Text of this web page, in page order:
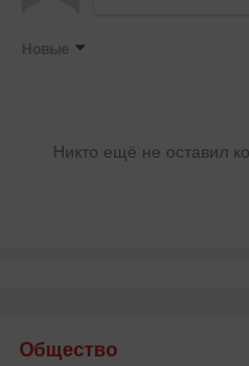
Новые
Никто ещё не оставил
Общество